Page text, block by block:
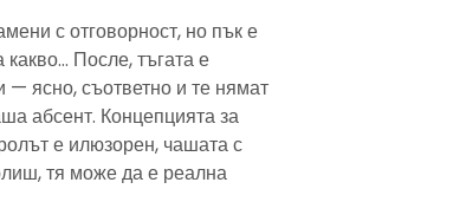
с отговорност, но пък е
После, тъгата е
— ясно, съответно и те нямат
абсент. Концепцията за
е илюзорен, чашата с
тя може да е реална